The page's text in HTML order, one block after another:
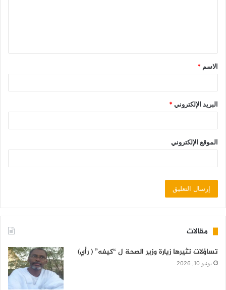
الاسم *
البريد الإلكتروني*
الموقع الإلكتروني
مقالات
تساؤلات تثيرها زيارة وزير الصحة ل “كيفه” ( رأي)
يونيو 10, 2026